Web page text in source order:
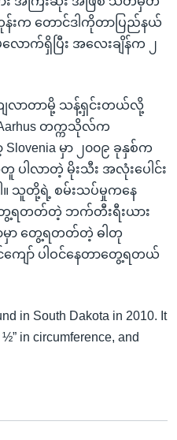
းက တောင်ဒါကိုတာပြည်နယ်
ောက်ရှိပြီး အလေးချိန်က ၂
ျလာတာမို့ သန့်ရှင်းတယ်လို့
Aarhus တက္ကသိုလ်က
မှာ ၂၀၀၉ ခုနှစ်က
ါလာတဲ့ မိုးသီး အလုံးပေါင်း
။ သူတို့ရဲ့ စမ်းသပ်မှုကနေ
ေ့ရတတ်တဲ့ ဘက်တီးရီးယား
လွှာမှာ တွေ့ရတတ်တဲ့ ဓါတု
ာင်ကျော် ပါဝင်နေတာတွေ့ရတယ်
in South Dakota in 2010. It
in circumference, and